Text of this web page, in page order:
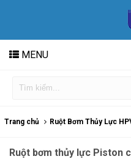
MENU
Trang chủ Ruột Bơm Thủy Lực
Ruột bơm thủy lực Piston